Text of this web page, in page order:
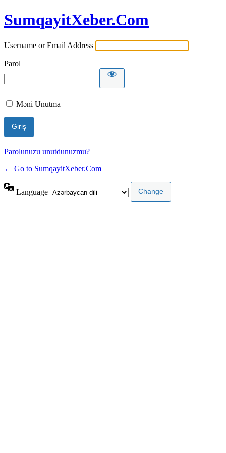
SumqayitXeber.Com
Username or Email Address
Parol
Məni Unutma
Parolunuzu unutdunuzmu?
← Go to SumqayitXeber.Com
Language